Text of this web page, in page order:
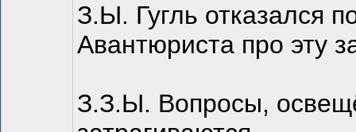
З.Ы. Гугль отказался
Авантюриста про эту
З.З.Ы. Вопросы,